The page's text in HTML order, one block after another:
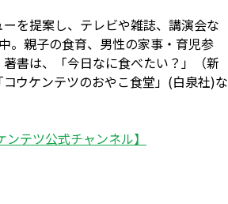
を提案し、テレビや雑誌、講演会な
。親子の食育、男性の家事・育児参
書は、「今日なに食べたい？」（新
ウケンテツのおやこ食堂」(白泉社)な
テツ公式チャンネル】